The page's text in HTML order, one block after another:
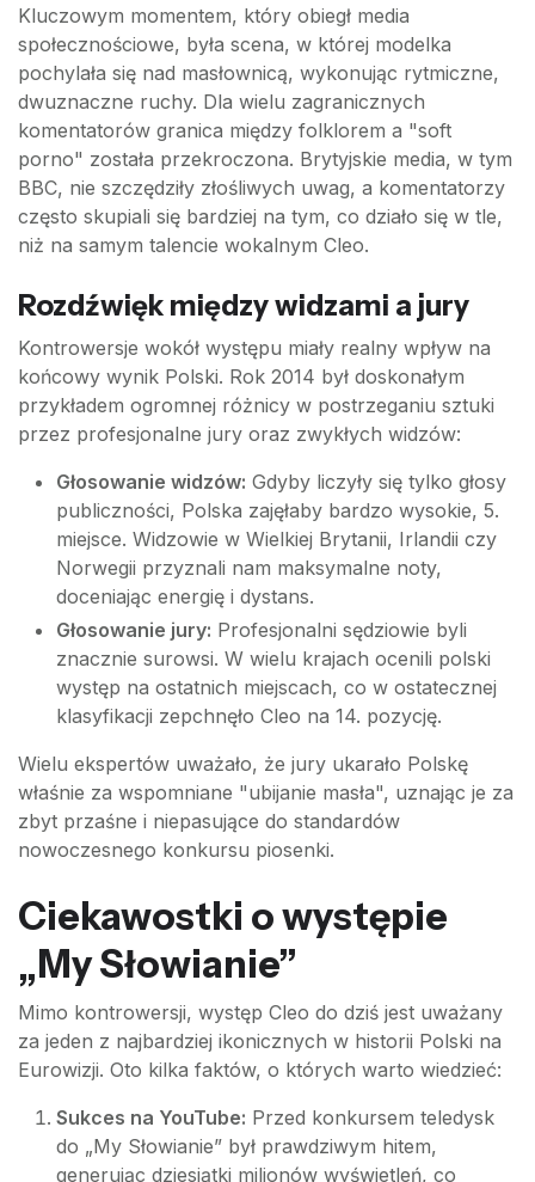
Kluczowym momentem, który obiegł media
społecznościowe, była scena, w której modelka
pochylała się nad masłownicą, wykonując rytmiczne,
dwuznaczne ruchy. Dla wielu zagranicznych
komentatorów granica między folklorem a "soft
porno" została przekroczona. Brytyjskie media, w tym
BBC, nie szczędziły złośliwych uwag, a komentatorzy
często skupiali się bardziej na tym, co działo się w tle,
niż na samym talencie wokalnym Cleo.
Rozdźwięk między widzami a jury
Kontrowersje wokół występu miały realny wpływ na
końcowy wynik Polski. Rok 2014 był doskonałym
przykładem ogromnej różnicy w postrzeganiu sztuki
przez profesjonalne jury oraz zwykłych widzów:
Głosowanie widzów: Gdyby liczyły się tylko głosy
publiczności, Polska zajęłaby bardzo wysokie, 5.
miejsce. Widzowie w Wielkiej Brytanii, Irlandii czy
Norwegii przyznali nam maksymalne noty,
doceniając energię i dystans.
Głosowanie jury: Profesjonalni sędziowie byli
znacznie surowsi. W wielu krajach ocenili polski
występ na ostatnich miejscach, co w ostatecznej
klasyfikacji zepchnęło Cleo na 14. pozycję.
Wielu ekspertów uważało, że jury ukarało Polskę
właśnie za wspomniane "ubijanie masła", uznając je za
zbyt przaśne i niepasujące do standardów
nowoczesnego konkursu piosenki.
Ciekawostki o występie
„My Słowianie”
Mimo kontrowersji, występ Cleo do dziś jest uważany
za jeden z najbardziej ikonicznych w historii Polski na
Eurowizji. Oto kilka faktów, o których warto wiedzieć:
Sukces na YouTube: Przed konkursem teledysk
do „My Słowianie” był prawdziwym hitem,
generując dziesiątki milionów wyświetleń, co